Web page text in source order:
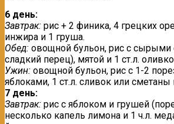
6 день:
Завтрак: рис + 2 финика, 4 грецких
инжира и 1 груша.
Обед: овощной бульон, рис с сырыми
сладкий перец), мятой и 1 ст.л.
Ужин: овощной бульон, рис с 1-2
яблоками, 1 ст.л. сливок или сметаны
7 день:
Завтрак: рис с яблоком и грушей
несколько капель лимона и 1 ч.л.